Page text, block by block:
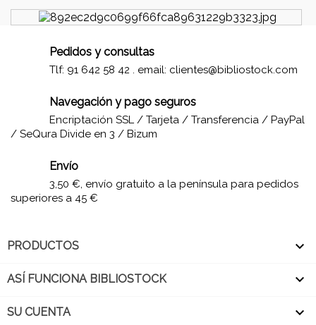
Pedidos y consultas
Tlf: 91 642 58 42 . email: clientes@bibliostock.com
Navegación y pago seguros
Encriptación SSL / Tarjeta / Transferencia / PayPal
/ SeQura Divide en 3 / Bizum
Envío
3,50 €, envío gratuito a la península para pedidos
superiores a 45 €
PRODUCTOS 
ASÍ FUNCIONA BIBLIOSTOCK 
SU CUENTA 